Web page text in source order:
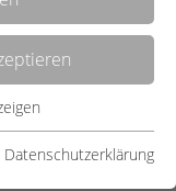
LISTE
Funktionen der
Datenschutzerklärung